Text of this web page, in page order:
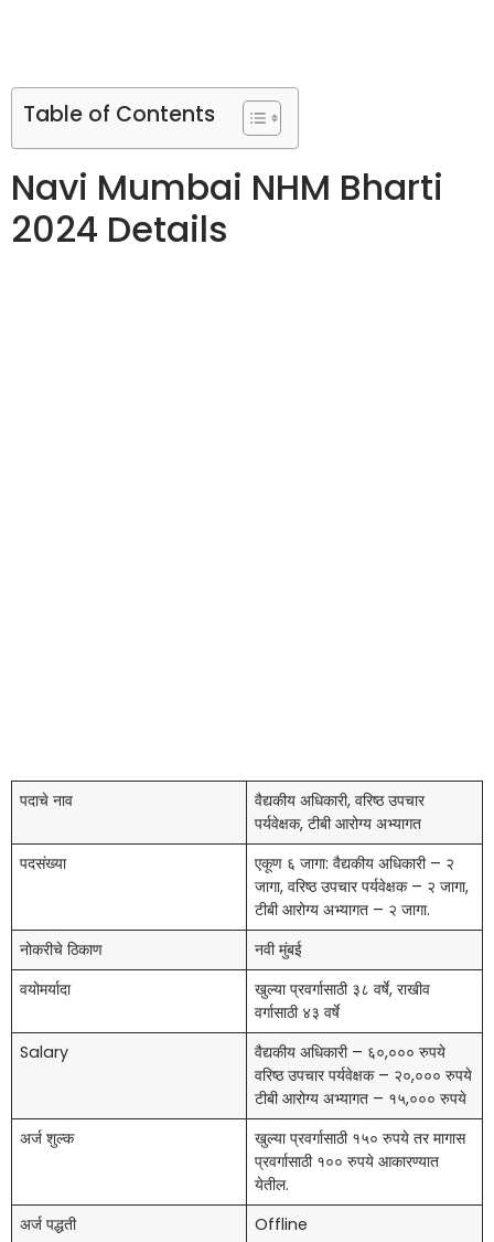
Table of Contents
Navi Mumbai NHM Bharti
2024 Details
पदाचे नाव
वैद्यकीय अधिकारी, वरिष्ठ उपचार
पर्यवेक्षक, टीबी आरोग्य अभ्यागत
पदसंख्या
एकूण ६ जागा: वैद्यकीय अधिकारी – २
जागा, वरिष्ठ उपचार पर्यवेक्षक – २ जागा,
टीबी आरोग्य अभ्यागत – २ जागा.
नोकरीचे ठिकाण
नवी मुंबई
वयोमर्यादा
खुल्या प्रवर्गासाठी ३८ वर्षे, राखीव
वर्गासाठी ४३ वर्षे
Salary
वैद्यकीय अधिकारी – ६०,००० रुपये
वरिष्ठ उपचार पर्यवेक्षक – २०,००० रुपये
टीबी आरोग्य अभ्यागत – १५,००० रुपये
अर्ज शुल्क
खुल्या प्रवर्गासाठी १५० रुपये तर मागास
प्रवर्गासाठी १०० रुपये आकारण्यात
येतील.
अर्ज पद्धती
Offline